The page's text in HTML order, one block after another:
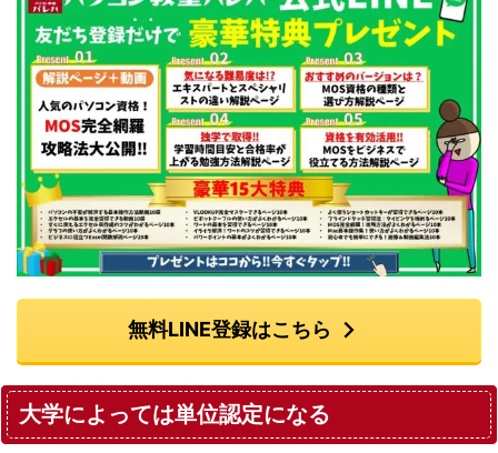
無料LINE登録はこちら
大学によっては単位認定になる